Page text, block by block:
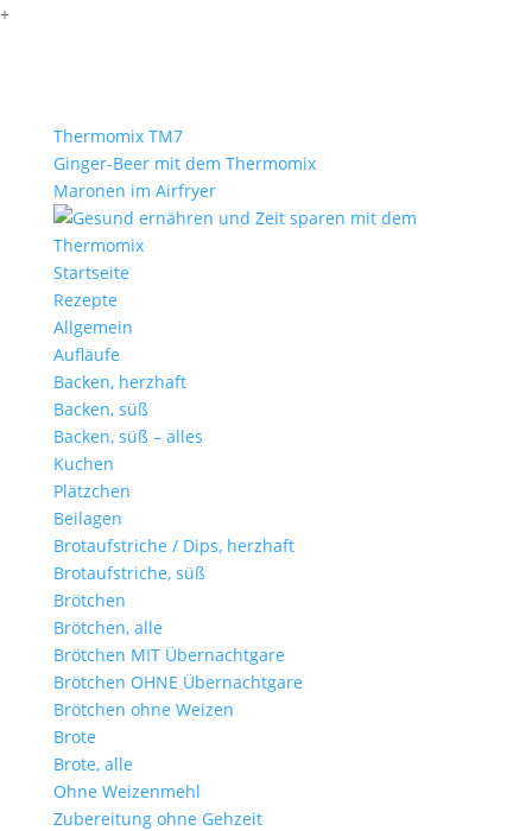
+
Thermomix TM7
Ginger-Beer mit dem Thermomix
Maronen im Airfryer
Startseite
Rezepte
Allgemein
Aufläufe
Backen, herzhaft
Backen, süß
Backen, süß – alles
Kuchen
Plätzchen
Beilagen
Brotaufstriche / Dips, herzhaft
Brotaufstriche, süß
Brötchen
Brötchen, alle
Brötchen MIT Übernachtgare
Brötchen OHNE Übernachtgare
Brötchen ohne Weizen
Brote
Brote, alle
Ohne Weizenmehl
Zubereitung ohne Gehzeit